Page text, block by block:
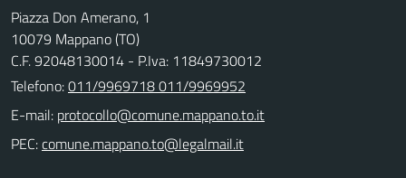
Piazza Don Amerano, 1
10079 Mappano (TO)
C.F. 92048130014 - P.Iva: 11849730012
Telefono:011/9969718 011/9969952
E-mail:
PEC: